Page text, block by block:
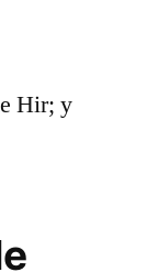
Hir; y